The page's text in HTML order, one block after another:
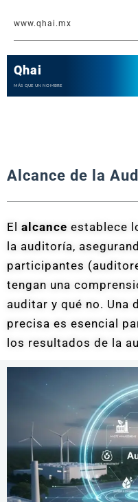
www.qhai.mx
Qhai
MÁS QUE UN NOMBRE
Alcance de la
El alcance establece
la auditoría,
participantes
tengan una
auditar y qué no. Una
precisa es esencial
los resultados de la